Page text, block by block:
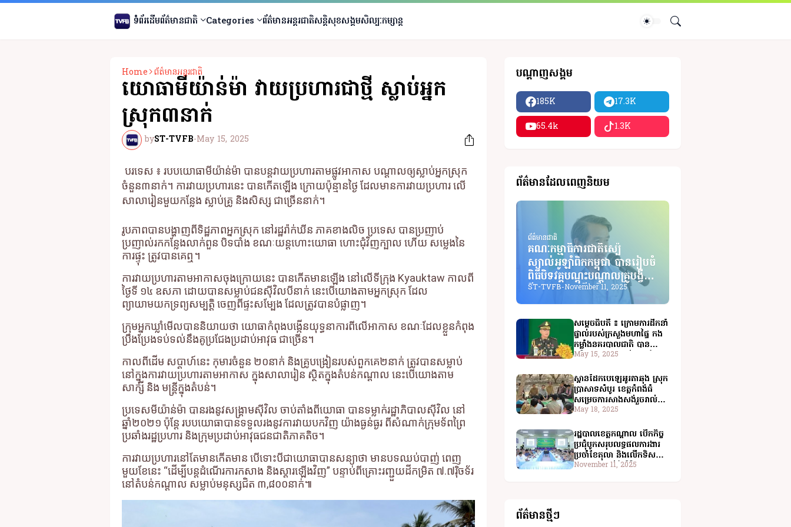
ទំព័រដើមព័ត៌មានជាតិ Categories ព័ត៌មានអន្តរជាតិសន្តិសុខសង្គមសិល្បៈកម្សាន្ត
Home ព័ត៌មានអន្តរជាតិ
យោធាមីយ៉ាន់ម៉ា វាយប្រហារជាថ្មី ស្លាប់អ្នក
ស្រុក៣នាក់
byST-TVFB-May 15, 2025
បរទេស ៖ របបយោធាមីយ៉ាន់ម៉ា បានបន្តវាយប្រហារតាមផ្លូវអាកាស បណ្តាលឲ្យស្លាប់អ្នកស្រុក
ចំនួន៣នាក់។ ការវាយប្រហារនេះ បានកើតឡើង ក្រោយប៉ុន្មានថ្ងៃ ដែលមានការវាយប្រហារ លើ
សាលារៀនមួយកន្លែង ស្លាប់គ្រូ និងសិស្ស ជាច្រើននាក់។
រូបភាពបានបង្ហាញពីទិដ្ឋភាពអ្នកស្រុក នៅរដ្ឋរ៉ាក់ឃីន ភាគខាងលិច ប្រទេស បានប្រញាប់
ប្រញាល់រកកន្លែងលាក់ពួន បិទបាំង ខណៈយន្តហោះយោធា ហោះជុំវិញក្បាល ហើយ សម្លេងនៃ
ការផ្ទុះ ត្រូវបានគេឮ។
ការវាយប្រហារតាមអាកាសចុងក្រោយនេះ បានកើតមានឡើង នៅលើទីក្រុង Kyauktaw កាលពី
ថ្ងៃទី ១៤ ឧសភា ដោយបានសម្លាប់ជនស៊ីវិលបីនាក់ នេះបើយោងតាមអ្នកស្រុក ដែល
ព្យាយាមយកទ្រព្យសម្បត្តិ ចេញពីផ្ទះសម្បែង ដែលត្រូវបានបំផ្លាញ។
ក្រុមអ្នកឃ្លាំមើលបាននិយាយថា យោធាកំពុងបង្កើនយុទ្ធនាការពីលើអាកាស ខណៈដែលខ្លួនកំពុង
ប្រឹងប្រែងទប់ទល់នឹងគូប្រជែងប្រដាប់អាវុធ ជាច្រើន។
កាលពីដើម សប្តាហ៍នេះ កុមារចំនួន ២០នាក់ និងគ្រូបង្រៀនរបស់ពួកគេ២នាក់ ត្រូវបានសម្លាប់
នៅក្នុងការវាយប្រហារតាមអាកាស ក្នុងសាលារៀន ស្ថិតក្នុងតំបន់កណ្តាល នេះបើយោងតាម
សាក្សី និង មន្ត្រីក្នុងតំបន់។
ប្រទេសមីយ៉ាន់ម៉ា បានរងនូវសង្រ្គាមស៊ីវិល ចាប់តាំងពីយោធា បានទម្លាក់រដ្ឋាភិបាលស៊ីវិល នៅ
ឆ្នាំ២០២១ ប៉ុន្តែ របបយោធាបានទទួលរងនូវការវាយបកវិញ យ៉ាងធ្ងន់ធ្ងរ ពីសំណាក់ក្រុមទ័ពព្រៃ
ប្រឆាំងរដ្ឋប្រហារ និងក្រុមប្រដាប់អាវុធជនជាតិភាគតិច។
ការវាយប្រហារនៅតែមានកើតមាន បើទោះបីជាយោធាបានសន្យាថា មានបទឈប់បាញ់ ពេញ
មួយខែនេះ “ដើម្បីបន្តដំណើរការកសាង និងស្តារឡើងវិញ” បន្ទាប់ពីគ្រោះរញ្ជួយដីកម្រិត ៧.៧រ៉ិចទ័រ
នៅតំបន់កណ្តាល សម្លាប់មនុស្សជិត ៣,៨០០នាក់៕
បណ្តាញសង្គម
185K
17.3K
65.4k
1.3K
ព័ត៌មានដែលពេញនិយម
ព័ត៌មានជាតិ
គណៈកម្មាធិការជាតិស្ប៉េ
ស្យាល់អូឡាំពិកកម្ពុជា បានរៀបចំ
ពិធីបិទវគ្គបណ្តុះបណ្តាលគ្រូបង្វឹក
កីឡាវាយកូនឃ្លីលើតុ
ST-TVFB-November 11, 2025
សម្តេចធិបតី ៖ ក្រោមការដឹកនាំ
ផ្ទាល់របស់ក្រសួងមហាផ្ទៃ កង
កម្លាំងនគរបាលជាតិ បាន
អភិវឌ្ឍខ្លួនឥតឈប់ឈរ ដែល
មិនអាចខ្វះបាន
May 15, 2025
ស្ពានដែកបេឡេអូរតាឆុង ស្រុក
ប្រាសាទសំបូរ ខេត្តកំពង់ធំ
សម្រេចការសាងសង់រួចរាល់
១០០%
May 18, 2025
រដ្ឋបាលខេត្តកណ្ដាល បើកកិច្ច
ប្រជុំបូកសរុបលទ្ធផលការងារ
ប្រចាំខែតុលា និងលើកទិសដៅ
អនុវត្តសម្រាប់ខែវិច្ឆិកា
November 11, 2025
ព័ត៌មានថ្មីៗ